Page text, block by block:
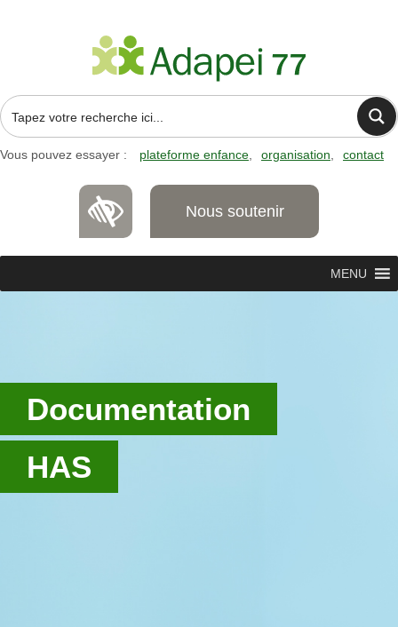
Vous pouvez essayer : plateforme enfance organisation contact
Nous soutenir
MENU
Documentation
HAS